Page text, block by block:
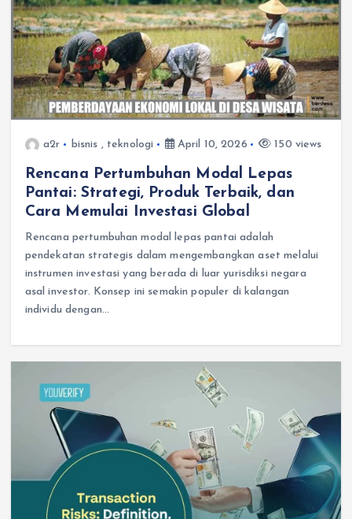
a2r bisnis , teknologi April 10, 2026 150 views
Rencana Pertumbuhan Modal Lepas
Pantai: Strategi, Produk Terbaik, dan
Cara Memulai Investasi Global
Rencana pertumbuhan modal lepas pantai adalah
pendekatan strategis dalam mengembangkan aset melalui
instrumen investasi yang berada di luar yurisdiksi negara
asal investor. Konsep ini semakin populer di kalangan
individu dengan…